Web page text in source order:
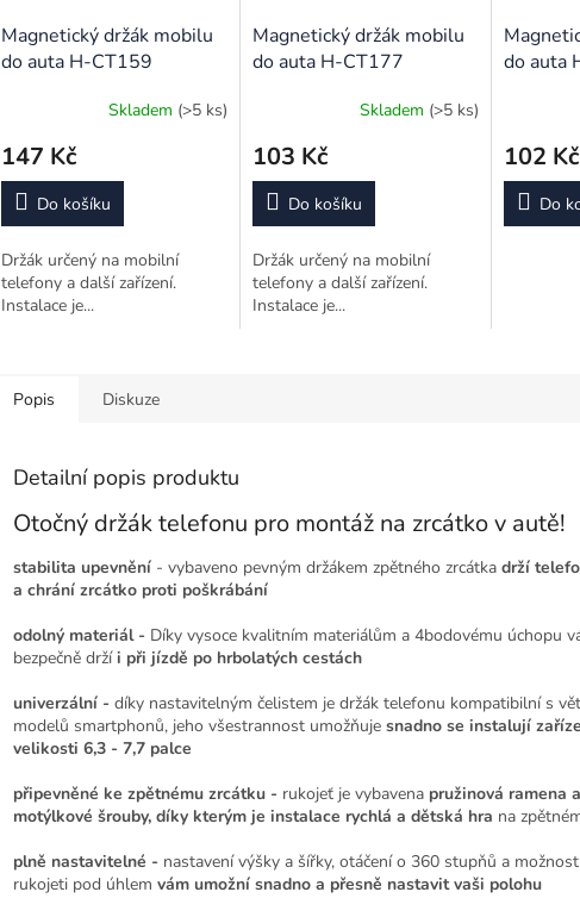
Magnetický držák mobilu
do auta H-CT159
Skladem (>5 ks)
147 Kč
Do košíku
Držák určený na mobilní
telefony a další zařízení.
Instalace je...
Magnetický držák mobilu
do auta H-CT177
Skladem (>5 ks)
103 Kč
Do košíku
Držák určený na mobilní
telefony a další zařízení.
Instalace je...
do auta
102 Kč
Do
Popis Diskuze
Detailní popis produktu
Otočný držák telefonu pro montáž na zrcátko v autě!
stabilita upevnění - vybaveno pevným držákem zpětného zrcátka drží
a chrání zrcátko proti poškrábání
odolný materiál - Díky vysoce kvalitním materiálům a 4bodovému úchopu
bezpečně držíi při jízdě po hrbolatých cestách
univerzální - díky nastavitelným čelistem je držák telefonu kompatibilní s
modelů smartphonů, jeho všestrannost umožňuje snadno se instalují
velikosti 6,3 - 7,7 palce
připevněné ke zpětnému zrcátku - rukojeť je vybavena pružinová ramena a
motýlkové šrouby, díky kterým je instalace rychlá a dětská hra na
plně nastavitelné - nastavení výšky a šířky, otáčení o 360 stupňů a
rukojeti pod úhlem vám umožní snadno a přesně nastavit vaši polohu